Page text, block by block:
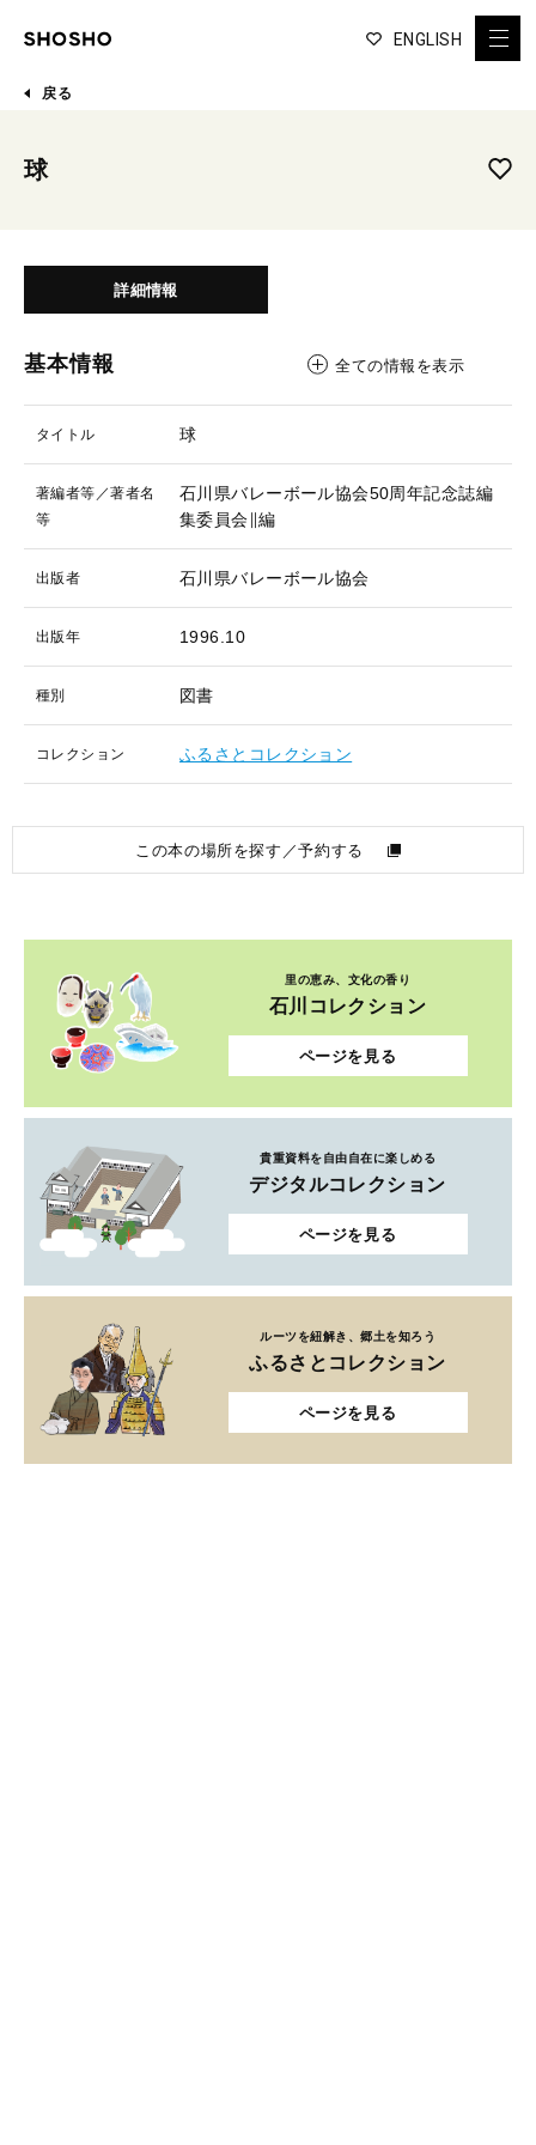
ENGLISH
戻る
球
詳細情報
基本情報 全ての情報を表示
タイトル 球
著編者等／著者名
等
石川県バレーボール協会50周年記念誌編
集委員会∥編
出版者 石川県バレーボール協会
出版年 1996.10
種別 図書
コレクション ふるさとコレクション
この本の場所を探す／予約する
里の恵み、文化の香り
石川コレクション
ページを見る
貴重資料を自由自在に楽しめる
デジタルコレクション
ページを見る
ルーツを紐解き、郷土を知ろう
ふるさとコレクション
ページを見る